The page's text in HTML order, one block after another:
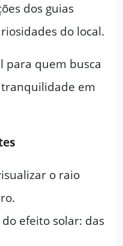
dos guias
do local.
para quem busca
em
o raio
efeito solar: das